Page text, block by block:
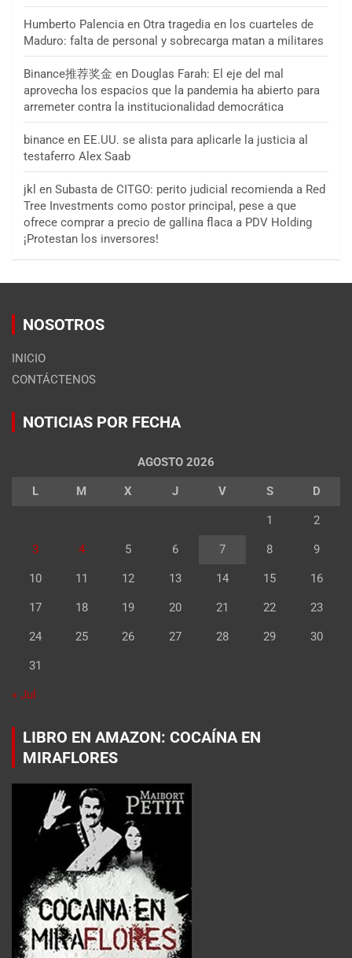
Humberto Palencia en Otra tragedia en los cuarteles de
Maduro: falta de personal y sobrecarga matan a militares
Binance推荐奖金 en Douglas Farah: El eje del mal
aprovecha los espacios que la pandemia ha abierto para
arremeter contra la institucionalidad democrática
binance en EE.UU. se alista para aplicarle la justicia al
testaferro Alex Saab
jkl en Subasta de CITGO: perito judicial recomienda a Red
Tree Investments como postor principal, pese a que
ofrece comprar a precio de gallina flaca a PDV Holding
¡Protestan los inversores!
NOSOTROS
INICIO
CONTÁCTENOS
NOTICIAS POR FECHA
AGOSTO 2026
L M X J V S D
1 2
3 4 5 6 7 8 9
10 11 12 13 14 15 16
17 18 19 20 21 22 23
24 25 26 27 28 29 30
31
« Jul
LIBRO EN AMAZON: COCAÍNA EN
MIRAFLORES